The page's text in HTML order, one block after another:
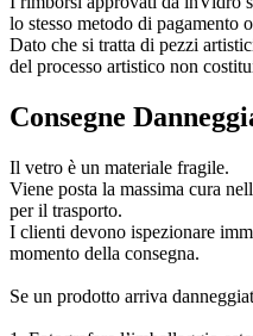
lo stesso metodo di pagamento
Dato che si tratta di pezzi
del processo artistico non
Consegne
Il vetro è un materiale fragile.
Viene posta la massima cura
per il trasporto.
I clienti devono ispezionare
momento della consegna.
Se un prodotto arriva